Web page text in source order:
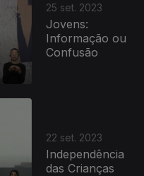
25 set. 2023
Jovens:
Informação ou
Confusão
22 set. 2023
Independência
das Crianças